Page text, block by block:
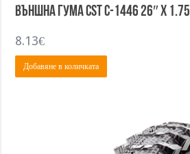
Външна гума CST C-1446 26″ x 1.75
8.13€
Добавяне в количката